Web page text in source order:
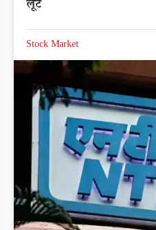
लूट
Stock Market